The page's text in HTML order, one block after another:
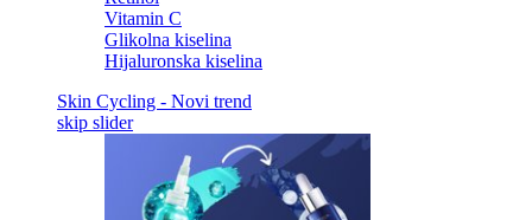
Vitamin C
Glikolna kiselina
Hijaluronska kiselina
Skin Cycling - Novi trend
skip slider
Skip the slider: Related Articles